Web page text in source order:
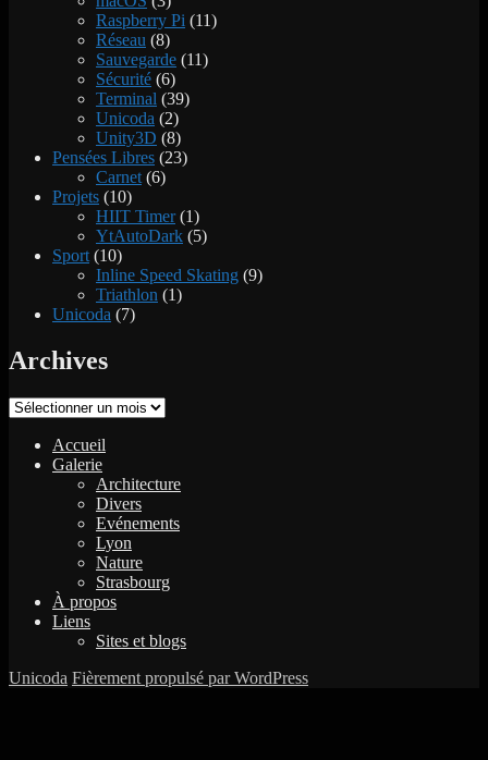
Raspberry Pi (11)
Réseau (8)
Sauvegarde (11)
Sécurité (6)
Terminal (39)
Unicoda (2)
Unity3D (8)
Pensées Libres (23)
Carnet(6)
Projets (10)
HIIT Timer(1)
YtAutoDark (5)
Sport(10)
Inline Speed Skating (9)
Triathlon (1)
Unicoda (7)
Archives
Archives
Accueil
Galerie
Architecture
Divers
Evénements
Lyon
Nature
Strasbourg
À propos
Liens
Sites et blogs
Unicoda Fièrement propulsé par WordPress